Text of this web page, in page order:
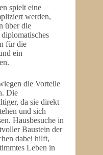
spielt eine
werden,
über die
für die
ein
die Vorteile
Die
da sie direkt
und sich
Hausbesuche in
Baustein der
dabei hilft,
Leben in